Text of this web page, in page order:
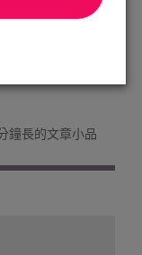
鐘長的文章小品